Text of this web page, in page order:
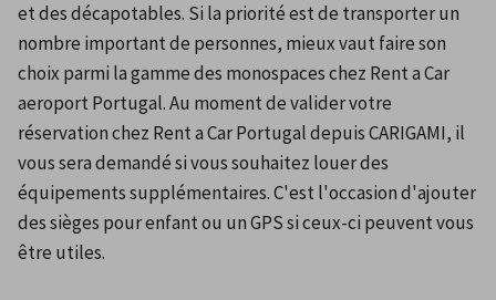
et des décapotables. Si la priorité est de transporter un
nombre important de personnes, mieux vaut faire son
choix parmi la gamme des monospaces chez Rent a Car
aeroport Portugal. Au moment de valider votre
réservation chez Rent a Car Portugal depuis CARIGAMI, il
vous sera demandé si vous souhaitez louer des
équipements supplémentaires. C'est l'occasion d'ajouter
des sièges pour enfant ou un GPS si ceux-ci peuvent vous
être utiles.